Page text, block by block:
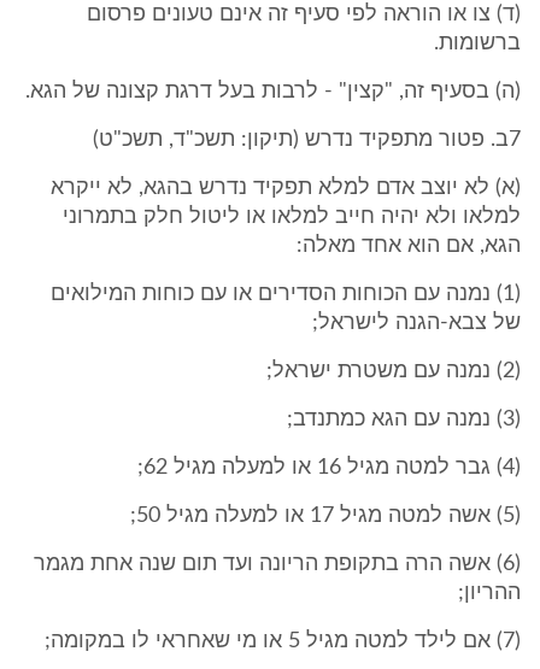
(ד) צו או הוראה לפי סעיף זה אינם טעונים פרסום
ברשומות.
(ה) בסעיף זה, "קצין" - לרבות בעל דרגת קצונה של הגא.
7ב. פטור מתפקיד נדרש (תיקון: תשכ"ד, תשכ"ט)
(א) לא יוצב אדם למלא תפקיד נדרש בהגא, לא ייקרא
למלאו ולא יהיה חייב למלאו או ליטול חלק בתמרוני
הגא, אם הוא אחד מאלה:
(1) נמנה עם הכוחות הסדירים או עם כוחות המילואים
של צבא-הגנה לישראל;
(2) נמנה עם משטרת ישראל;
(3) נמנה עם הגא כמתנדב;
(4) גבר למטה מגיל 16 או למעלה מגיל 62;
(5) אשה למטה מגיל 17 או למעלה מגיל 50;
(6) אשה הרה בתקופת הריונה ועד תום שנה אחת מגמר
ההריון;
(7) אם לילד למטה מגיל 5 או מי שאחראי לו במקומה;